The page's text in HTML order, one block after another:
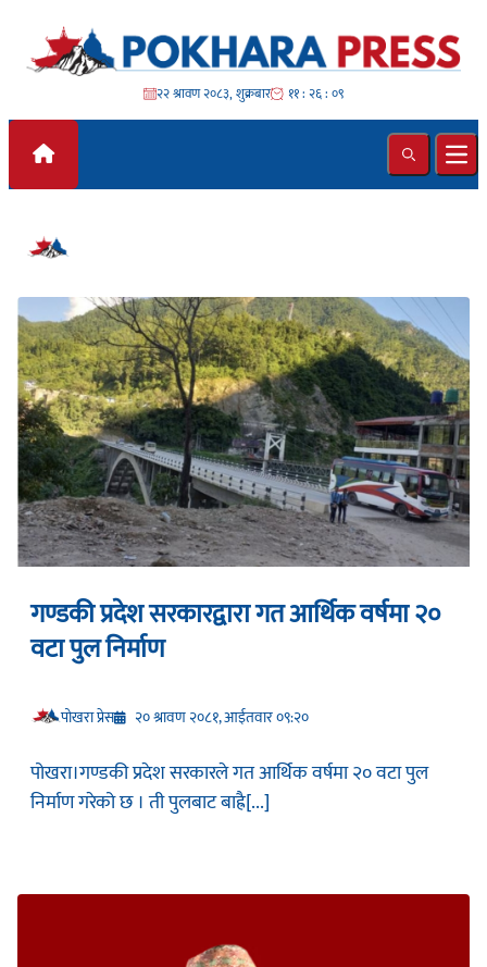
Skip to content
२२ श्रावण २०८३, शुक्रबार ११ : २६ : १०
Search
गण्डकी प्रदेश सरकारद्वारा गत आर्थिक वर्षमा २०
वटा पुल निर्माण
प‍ोखरा प्रेस २० श्रावण २०८१, आईतवार ०९:२०
पोखरा।गण्डकी प्रदेश सरकारले गत आर्थिक वर्षमा २० वटा पुल
निर्माण गरेको छ । ती पुलबाट बाह्रै[...]